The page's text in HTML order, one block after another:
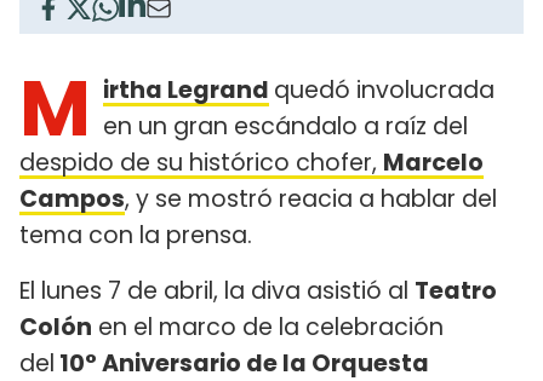
M irtha Legrand quedó involucrada
en un gran escándalo a raíz del
despido de su histórico chofer, Marcelo
Campos, y se mostró reacia a hablar del
tema con la prensa.
El lunes 7 de abril, la diva asistió al Teatro
Colón en el marco de la celebración
del 10° Aniversario de la Orquesta